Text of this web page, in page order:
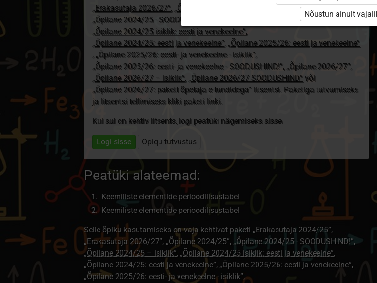
„Erakasutaja 2026/27”, „Õpilane 2024/25”
„Õpilane 2024/25 - SOODUSHIND!”
„Õpilane 2024/25 – isiklik”,
„Õpilane 2024/25 isiklik: eesti ja venekeelne”,
„Õpilane 2024/25: eesti ja venekeelne”, „Õpilane 2025/26: eesti ja venekeelne”
, „Õpilane 2025/26: eesti- ja venekeelne - isiklik”,
„Õpilane 2025/26: eesti- ja venekeelne - SOODUSHIND!”, „Õpilane 2026/27”,
„Õpilane 2026/27 – isiklik”, „Õpilane 2026/27 SOODUSHIND”või
„Õpilane 2026/27: pakett õpetaja e-tundidega”litsentsi. Paketiga tutvumiseks
ja litsentsi tellimiseks kliki paketi linki.
Kui sul on kehtiv litsents, logi peatüki nägemiseks sisse.
Logi sisse Opiqu tutvustus
Peatüki alateemad:
Keemiliste elementide perioodilisustabel
Keemiliste elementide perioodilisustabel
Selle õpiku kasutamiseks on vaja kehtivat paketi „Erakasutaja 2024/25”,
„Erakasutaja 2026/27”, „Õpilane 2024/25”, „Õpilane 2024/25 - SOODUSHIND!”,
„Õpilane 2024/25 – isiklik”, „Õpilane 2024/25 isiklik: eesti ja venekeelne”,
„Õpilane 2024/25: eesti ja venekeelne”, „Õpilane 2025/26: eesti ja venekeelne”,
„Õpilane 2025/26: eesti- ja venekeelne - isiklik”,
Nõustun ainult